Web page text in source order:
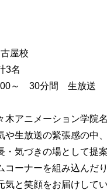
屋校
3名
～ 30分間 生放送
木アニメーション学院
や生放送の緊張感の中
気づきの場として提
コーナーを組み込んだ
と笑顔をお届けしてい